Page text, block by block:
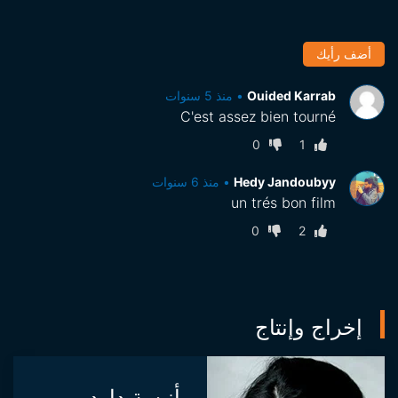
أضف رأيك
Ouided Karrab
• منذ 5 سنوات
C'est assez bien tourné
1
0
Hedy Jandoubyy
• منذ 6 سنوات
un trés bon film
2
0
إخراج وإنتاج